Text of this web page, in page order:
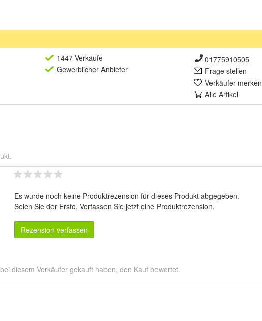
1447 Verkäufe
Gewerblicher Anbieter
01775910505
Frage stellen
Verkäufer merken
Alle Artikel
Es wurde noch keine Produktrezension für dieses Produkt abgegeben.
Seien Sie der Erste. Verfassen Sie jetzt eine Produktrezension.
Rezension verfassen
diesem Verkäufer gekauft haben, den Kauf bewertet.